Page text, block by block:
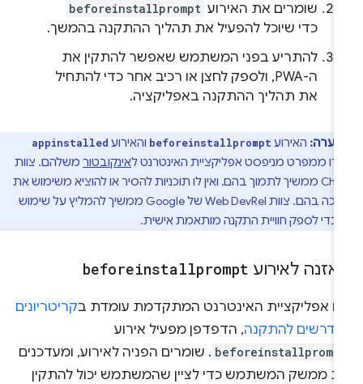
שומרים את האירוע beforeinstallprompt
כדי שיוכל להפעיל את תהליך ההתקנה בהמשך.
להתריע בפני המשתמש שאפשר להתקין את
ה-PWA, ולספק לחצן או רכיב אחר כדי להתחיל
את תהליך ההתקנה באפליקציה.
הערה:האירועbeforeinstallpromptוהאירועappinstalled
ממפרט מניפסט אפליקציית האינטרנט לאינקובטורמשלהם. צוות
Chrome ממשיך לתמוך בהם, ואין לו תוכניות להסיר או להוציא משימוש את
התמיכה בהם. צוות Web DevRel של Google ממשיך להמליץ על שימוש
לספק חוויית התקנה מותאמת אישית.
לאירועbeforeinstallprompt
אפליקציית האינטרנט המתקדמת עומדת בקריטריונים
להתקנה, הדפדפן מפעיל אירוע
. שומרים הפניה לאירוע, ומעדכנים
ממשק המשתמש כדי לציין שהמשתמש יכול להתקין